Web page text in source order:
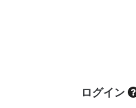
ログイン